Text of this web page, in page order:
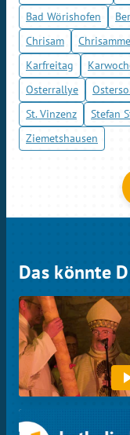
Bad Wörishofen
Chrisam
Karfreitag
Osterrallye
St. Vinzenz
Stefan
Ziemetshausen
Das könnte